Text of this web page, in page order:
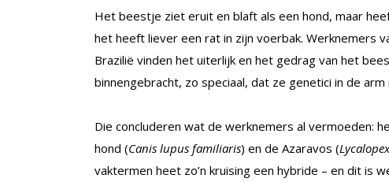
Het beestje ziet eruit en blaft als een hond, maar
het heeft liever een rat in zijn voerbak. Werknemers
Brazilië vinden het uiterlijk en het gedrag van het
binnengebracht, zo speciaal, dat ze genetici in de arm
Die concluderen wat de werknemers al vermoeden:
hond (Canis lupus familiaris) en de Azaravos (
vaktermen heet zo’n kruising een hybride – en dit is